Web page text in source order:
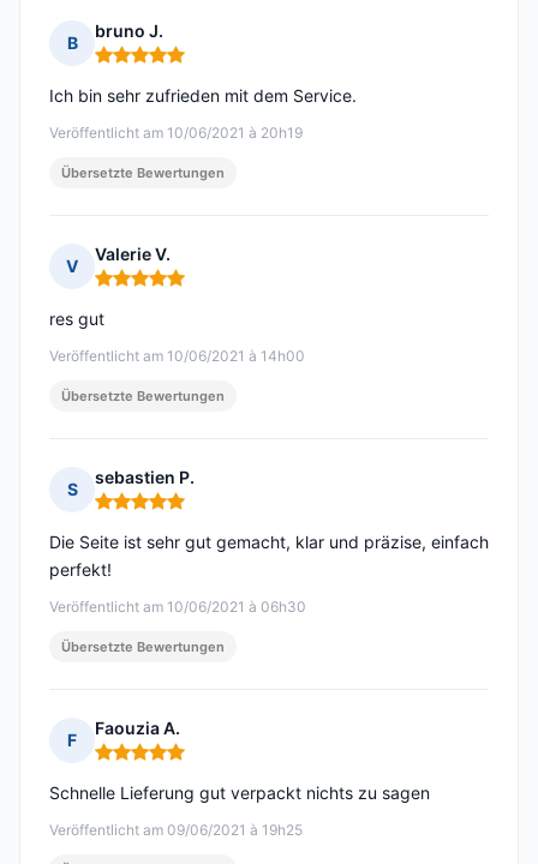
B
bruno J.
Hinweis: 5 von 5
Veröffentlicht am 10/06/2021 à 20h19
Ich bin sehr zufrieden mit dem Service.
Übersetzte Bewertungen
V
Valerie V.
Hinweis: 5 von 5
Veröffentlicht am 10/06/2021 à 14h00
res gut
Übersetzte Bewertungen
S
sebastien P.
Hinweis: 5 von 5
Veröffentlicht am 10/06/2021 à 06h30
Die Seite ist sehr gut gemacht, klar und präzise, einfach
perfekt!
Übersetzte Bewertungen
F
Faouzia A.
Hinweis: 5 von 5
Veröffentlicht am 09/06/2021 à 19h25
Schnelle Lieferung gut verpackt nichts zu sagen